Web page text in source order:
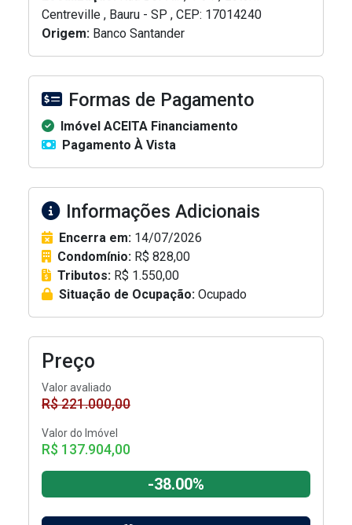
Centreville , Bauru - SP , CEP: 17014240
Origem: Banco Santander
Formas de Pagamento
Imóvel ACEITA Financiamento
Pagamento À Vista
Informações Adicionais
Encerra em: 14/07/2026
Condomínio: R$ 828,00
Tributos: R$ 1.550,00
Situação de Ocupação: Ocupado
Preço
Valor avaliado
R$ 221.000,00
Valor do Imóvel
R$ 137.904,00
-38.00%